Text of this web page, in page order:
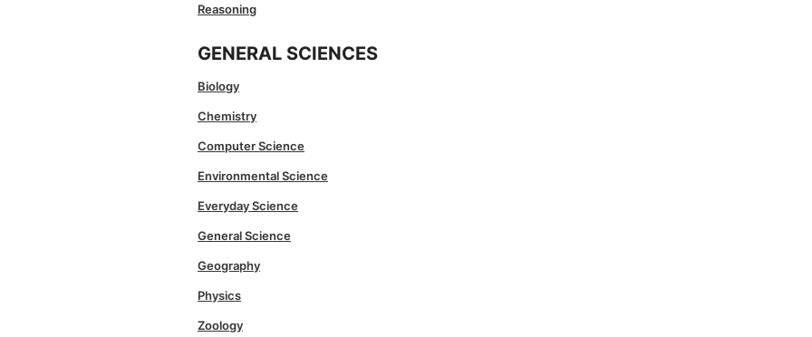
Reasoning
GENERAL SCIENCES
Biology
Chemistry
Computer Science
Environmental Science
Everyday Science
General Science
Geography
Physics
Zoology